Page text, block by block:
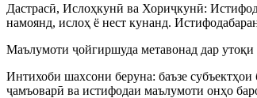
Дастрасӣ, Ислоҳкунӣ ва Хориҷкунӣ:
намоянд, ислоҳ ё нест кунанд.
Маълумоти ҷойгиршуда метавонад дар
Интихоби шахсони беруна: баъзе
ҷамъоварӣ ва истифодаи маълумоти онҳо